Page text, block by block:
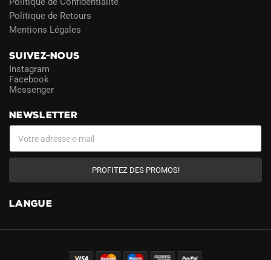
Politique de Retours
Mentions Légales
SUIVEZ-NOUS
Instagram
Facebook
Messenger
NEWSLETTER
PROFITEZ DES PROMOS!
LANGUE